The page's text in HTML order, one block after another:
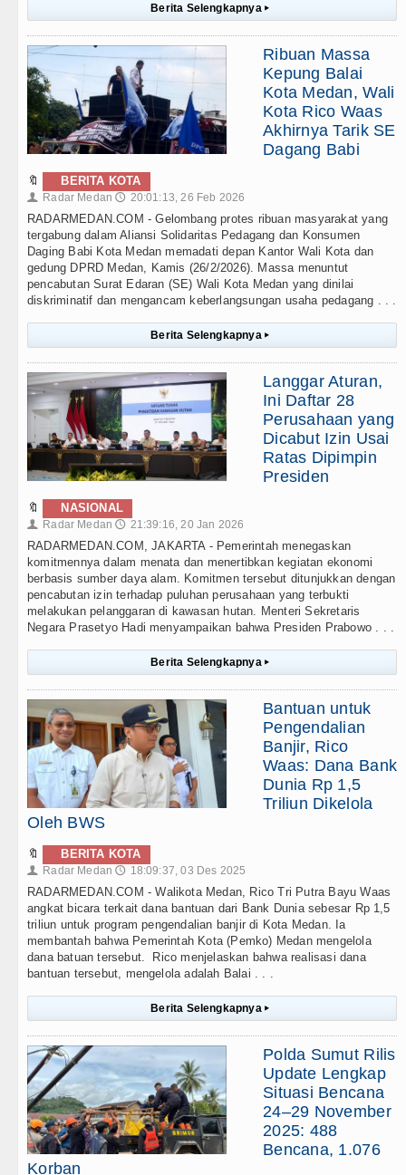
Berita Selengkapnya ▸
Ribuan Massa
Kepung Balai
Kota Medan, Wali
Kota Rico Waas
Akhirnya Tarik SE
Dagang Babi
🔖 BERITA KOTA
👤 Radar Medan 🕔 20:01:13, 26 Feb 2026
RADARMEDAN.COM - Gelombang protes ribuan masyarakat yang
tergabung dalam Aliansi Solidaritas Pedagang dan Konsumen
Daging Babi Kota Medan memadati depan Kantor Wali Kota dan
gedung DPRD Medan, Kamis (26/2/2026). Massa menuntut
pencabutan Surat Edaran (SE) Wali Kota Medan yang dinilai
diskriminatif dan mengancam keberlangsungan usaha pedagang . . .
Berita Selengkapnya ▸
Langgar Aturan,
Ini Daftar 28
Perusahaan yang
Dicabut Izin Usai
Ratas Dipimpin
Presiden
🔖 NASIONAL
👤 Radar Medan 🕔 21:39:16, 20 Jan 2026
RADARMEDAN.COM, JAKARTA - Pemerintah menegaskan
komitmennya dalam menata dan menertibkan kegiatan ekonomi
berbasis sumber daya alam. Komitmen tersebut ditunjukkan dengan
pencabutan izin terhadap puluhan perusahaan yang terbukti
melakukan pelanggaran di kawasan hutan. Menteri Sekretaris
Negara Prasetyo Hadi menyampaikan bahwa Presiden Prabowo . . .
Berita Selengkapnya ▸
Bantuan untuk
Pengendalian
Banjir, Rico
Waas: Dana Bank
Dunia Rp 1,5
Triliun Dikelola
Oleh BWS
🔖 BERITA KOTA
👤 Radar Medan 🕔 18:09:37, 03 Des 2025
RADARMEDAN.COM - Walikota Medan, Rico Tri Putra Bayu Waas
angkat bicara terkait dana bantuan dari Bank Dunia sebesar Rp 1,5
triliun untuk program pengendalian banjir di Kota Medan. Ia
membantah bahwa Pemerintah Kota (Pemko) Medan mengelola
dana batuan tersebut. Rico menjelaskan bahwa realisasi dana
bantuan tersebut, mengelola adalah Balai . . .
Berita Selengkapnya ▸
Polda Sumut Rilis
Update Lengkap
Situasi Bencana
24–29 November
2025: 488
Bencana, 1.076
Korban